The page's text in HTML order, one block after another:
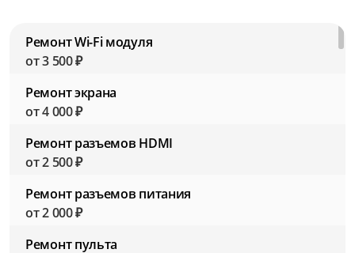
Ремонт Wi-Fi модуля
от 3 500 ₽
Ремонт экрана
от 4 000 ₽
Ремонт разъемов HDMI
от 2 500 ₽
Ремонт разъемов питания
от 2 000 ₽
Ремонт пульта